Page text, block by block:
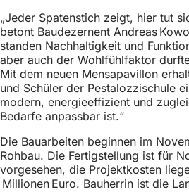
„Jeder Spatenstich zeigt, hier tut
betont Baudezernent Andreas
standen Nachhaltigkeit und
aber auch der Wohlfühlfaktor
Mit dem neuen Mensapavillon
und Schüler der Pestalozzischule
modern, energieeffizient und
Bedarfe anpassbar ist.“
Die Bauarbeiten beginnen im
Rohbau. Die Fertigstellung ist für
vorgesehen, die Projektkosten
Millionen Euro. Bauherrin ist die